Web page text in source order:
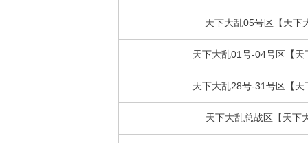
天下大乱05号区【天下
天下大乱01号-04号区【天
天下大乱28号-31号区【天
天下大乱总战区【天下